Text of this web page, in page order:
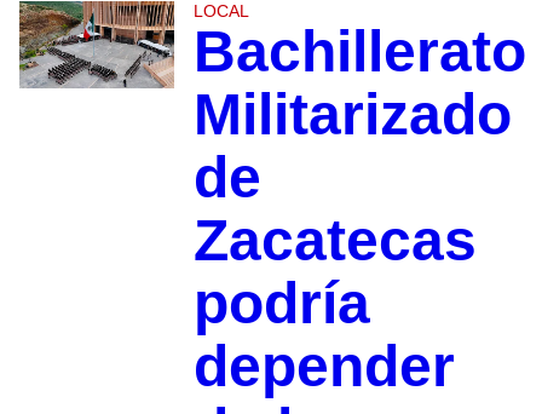
LOCAL
Bachillerato
Militarizado
de
Zacatecas
podría
depender